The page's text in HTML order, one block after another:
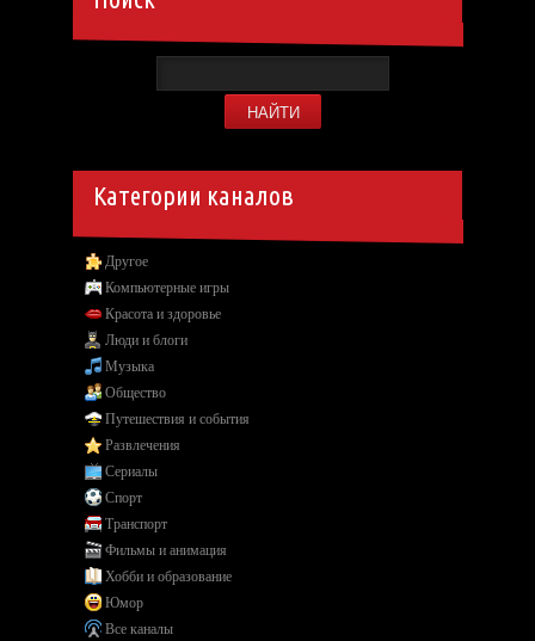
Категории каналов
Другое
Компьютерные игры
Красота и здоровье
Люди и блоги
Музыка
Общество
Путешествия и события
Развлечения
Сериалы
Спорт
Транспорт
Фильмы и анимация
Хобби и образование
Юмор
Все каналы